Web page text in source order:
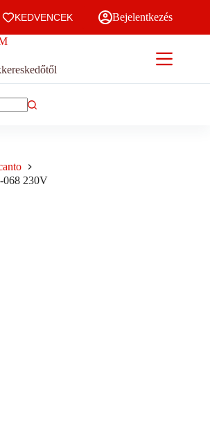
KEDVENCEK Bejelentkezés
068 230V